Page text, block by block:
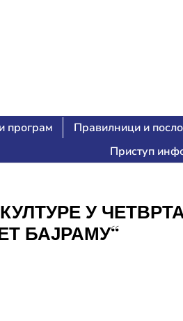
програм Правилници и
Приступ
У
БАЈРАМУ“